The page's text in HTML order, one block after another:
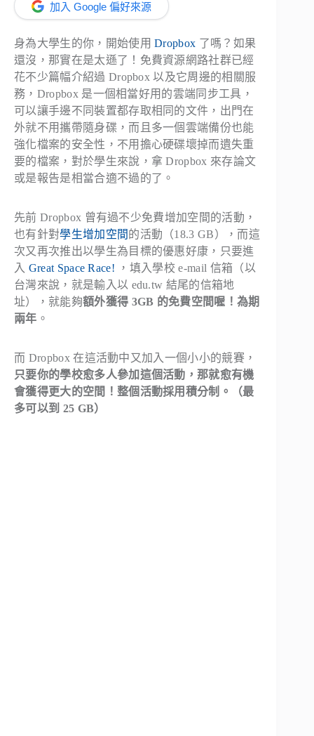
加入 Google 偏好來源
身為大學生的你，開始使用Dropbox 了嗎？如果
還沒，那實在是太遜了！免費資源網路社群已經
花不少篇幅介紹過 Dropbox 以及它周邊的相關服
務，Dropbox 是一個相當好用的雲端同步工具，
可以讓手邊不同裝置都存取相同的文件，出門在
外就不用攜帶隨身碟，而且多一個雲端備份也能
強化檔案的安全性，不用擔心硬碟壞掉而遺失重
要的檔案，對於學生來說，拿 Dropbox 來存論文
或是報告是相當合適不過的了。
先前 Dropbox 曾有過不少免費增加空間的活動，
也有針對學生增加空間的活動（18.3 GB），而這
次又再次推出以學生為目標的優惠好康，只要進
入 Great Space Race! ，填入學校 e-mail 信箱（以
台灣來說，就是輸入以 edu.tw 結尾的信箱地
址），就能夠額外獲得 3GB 的免費空間喔！為期
兩年 。
而 Dropbox 在這活動中又加入一個小小的競賽，
只要你的學校愈多人參加這個活動，那就愈有機
會獲得更大的空間！整個活動採用積分制。（最
多可以到 25 GB）